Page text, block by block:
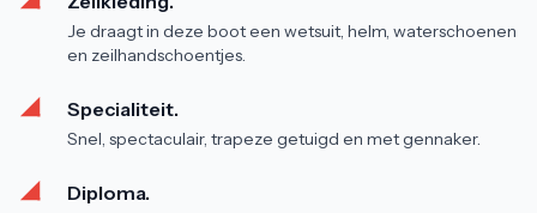
Je draagt in deze boot een wetsuit, helm, waterschoenen
en zeilhandschoentjes.
Specialiteit.
Snel, spectaculair, trapeze getuigd en met gennaker.
Diploma.